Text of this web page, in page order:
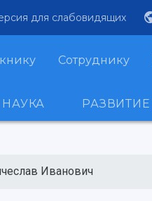
для слабовидящих
Сотруднику
НАУКА РАЗВИТИЕ
Иванович